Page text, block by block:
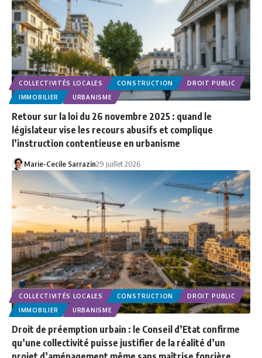
COLLECTIVITÉS LOCALES CONSTRUCTION
DROIT PUBLIC
IMMOBILIER
URBANISME
Retour sur la loi du 26 novembre 2025 : quand le
législateur vise les recours abusifs et complique
l’instruction contentieuse en urbanisme
Marie-Cecile Sarrazin29 juillet 2026
COLLECTIVITÉS LOCALES CONSTRUCTION
DROIT PUBLIC
IMMOBILIER
URBANISME
Droit de préemption urbain : le Conseil d’Etat confirme
qu’une collectivité puisse justifier de la réalité d’un